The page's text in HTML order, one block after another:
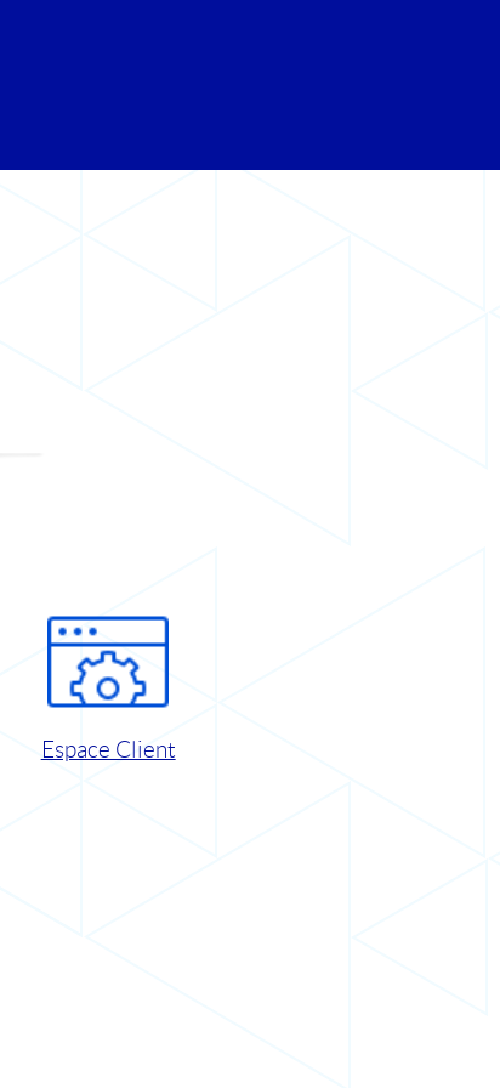
Espace Client